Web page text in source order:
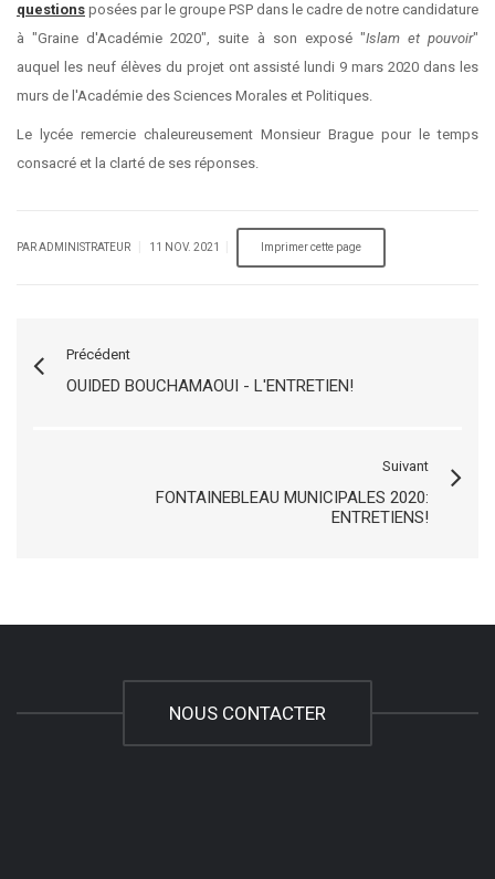
questions posées par le groupe PSP dans le cadre de notre candidature
à "Graine d'Académie 2020", suite à son exposé "Islam et pouvoir"
auquel les neuf élèves du projet ont assisté lundi 9 mars 2020 dans les
murs de l'Académie des Sciences Morales et Politiques.
Le lycée remercie chaleureusement Monsieur Brague pour le temps
consacré et la clarté de ses réponses.
PAR ADMINISTRATEUR 11 NOV. 2021
Précédent
OUIDED BOUCHAMAOUI - L'ENTRETIEN!
Suivant
FONTAINEBLEAU MUNICIPALES 2020:
ENTRETIENS!
NOUS CONTACTER